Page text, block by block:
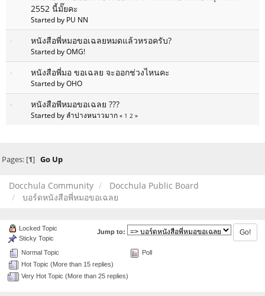
2552 นี้มั๊ยคะ
Started by PU NN
หนังสือพี่หมอขอเฉลยหมดแล้วหรอครับ?
Started by OMG!
หนังสือพี่มอ ขอเฉลย จะออกช่วงไหนคะ
Started by OHO
หนังสือพีหมอขอเฉลย ???
Started by ลำปางหนาวมาก « 1 2 »
Pages: [1] Go Up
Docchula Community
Docchula Public Board
บอร์ดหนังสือพี่หมอขอเฉลย
Jump to:
Normal Topic
Hot Topic (More than 15 replies)
Very Hot Topic (More than 25 replies)
Locked Topic
Sticky Topic
Poll